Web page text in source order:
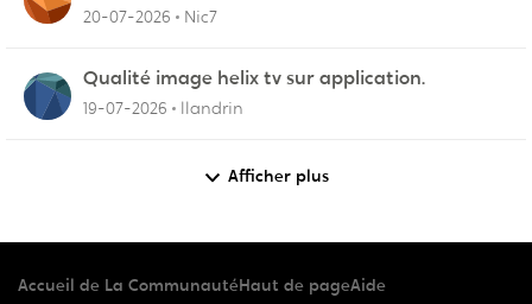
20-07-2026
Nic7
Qualité image helix tv sur application.
19-07-2026 llandrin
Afficher plus
Accueil de La CommunautéHaut de pageAide